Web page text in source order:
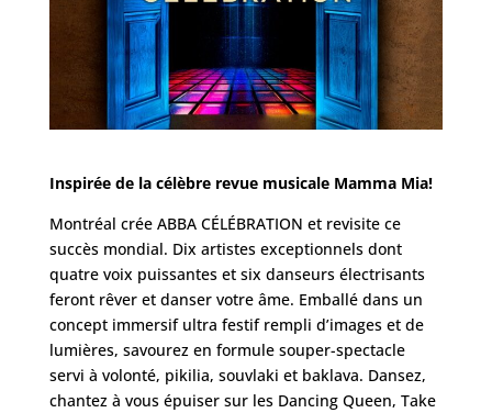
Inspirée de la célèbre revue musicale Mamma Mia!
Montréal crée ABBA CÉLÉBRATION et revisite ce
succès mondial. Dix artistes exceptionnels dont
quatre voix puissantes et six danseurs électrisants
feront rêver et danser votre âme. Emballé dans un
concept immersif ultra festif rempli d’images et de
lumières, savourez en formule souper-spectacle
servi à volonté, pikilia, souvlaki et baklava. Dansez,
chantez à vous épuiser sur les Dancing Queen, Take